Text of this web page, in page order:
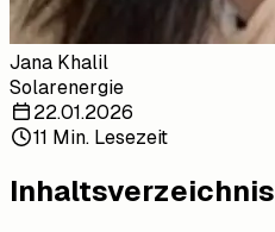
Jana Khalil
Solarenergie
22.01.2026
11 Min. Lesezeit
Inhaltsverzeichnis